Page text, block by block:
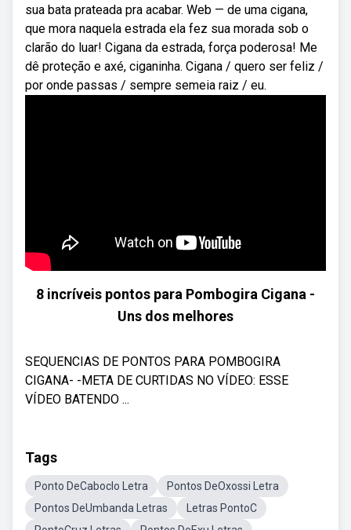
sua bata prateada pra acabar. Web — de uma cigana,
que mora naquela estrada ela fez sua morada sob o
clarão do luar! Cigana da estrada, força poderosa! Me
dê proteção e axé, ciganinha. Cigana / quero ser feliz /
por onde passas / sempre semeia raiz / eu.
8 incríveis pontos para Pombogira Cigana -
Uns dos melhores
SEQUENCIAS DE PONTOS PARA POMBOGIRA
CIGANA- -META DE CURTIDAS NO VÍDEO: ESSE
VÍDEO BATENDO ...
Tags
Ponto DeCaboclo Letra
Pontos DeOxossi Letra
Pontos DeUmbanda Letras
Letras PontoC